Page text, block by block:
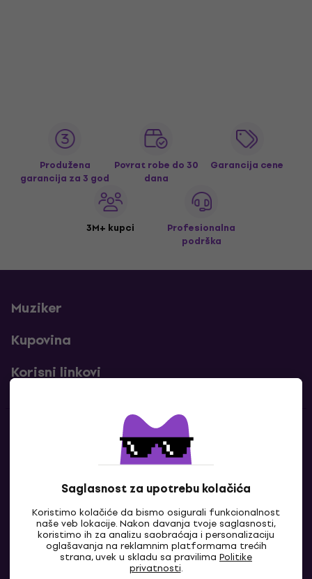
Saglasnost za upotrebu kolačića
Koristimo kolačiće da bismo osigurali funkcionalnost
naše veb lokacije. Nakon davanja tvoje saglasnosti,
koristimo ih za analizu saobraćaja i personalizaciju
oglašavanja na reklamnim platformama trećih
strana, uvek u skladu sa pravilima Politike
privatnosti.
Produžena
garancija za 3 god
Povrat robe do 30
dana
Garancija cene
3M+ kupci
Profesionalna
podrška
Muziker
Kupovina
Korisni linkovi
Kontakti
Kontaktiraj nas